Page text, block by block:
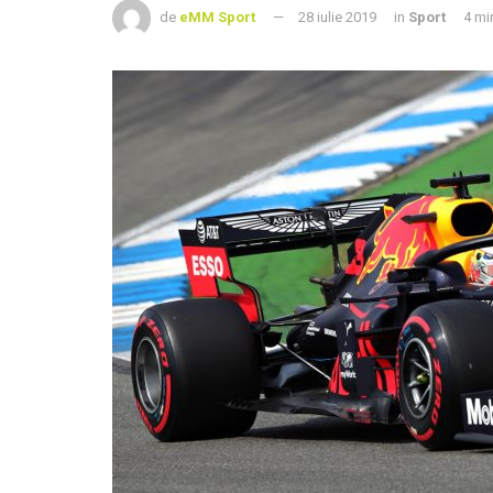
de eMM Sport 28 iulie 2019 in Sport 4